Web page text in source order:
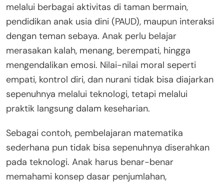
melalui berbagai aktivitas di taman bermain,
pendidikan anak usia dini (PAUD), maupun interaksi
dengan teman sebaya. Anak perlu belajar
merasakan kalah, menang, berempati, hingga
mengendalikan emosi. Nilai-nilai moral seperti
empati, kontrol diri, dan nurani tidak bisa diajarkan
sepenuhnya melalui teknologi, tetapi melalui
praktik langsung dalam keseharian.
Sebagai contoh, pembelajaran matematika
sederhana pun tidak bisa sepenuhnya diserahkan
pada teknologi. Anak harus benar-benar
memahami konsep dasar penjumlahan,